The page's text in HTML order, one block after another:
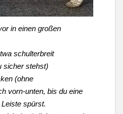
in einen großen
schulterbreit
sicher stehst)
(ohne
vorn-unten, bis du eine
spürst.